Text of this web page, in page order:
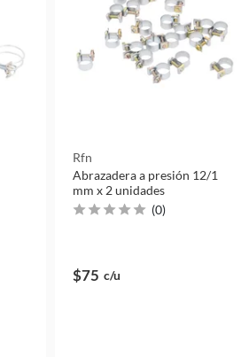
Rfn
Abrazadera a presión 12/1
mm x 2 unidades
(0)
$75 c/u